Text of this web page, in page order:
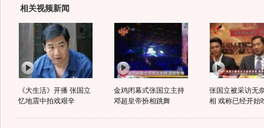
相关视频新闻
《大生活》开播 张国立
忆地震中拍戏艰辛
金鸡闭幕式张国立主持
邓超皇帝扮相跳舞
张国立被采访无
相 戏称已经开始